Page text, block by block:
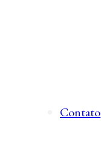
Contato